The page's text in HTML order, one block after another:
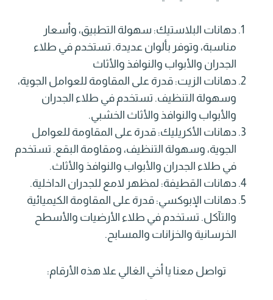
دهانات البلاستيك: سهولة التطبيق، وأسعار
مناسبة، وتوفر بألوان عديدة. تستخدم في طلاء
الجدران والأبواب والنوافذ والأثاث
دهانات الزيت: قدرة على المقاومة للعوامل الجوية،
وسهولة التنظيف. تستخدم في طلاء الجدران
والأبواب والنوافذ والأثاث الخشبي.
دهانات الأكريليك: قدرة على المقاومة للعوامل
الجوية، وسهولة التنظيف، ومقاومة البقع. تستخدم
في طلاء الجدران والأبواب والنوافذ والأثاث.
دهانات القطيفة: لمظهر لامع للجدران الداخلية.
دهانات الإبوكسي: قدرة على المقاومة الكيميائية
والتآكل. تستخدم في طلاء الأرضيات والأسطح
الخرسانية والخزانات والمسابح.
تواصل معنا يا أخي الغالي علا هذه الأرقام: